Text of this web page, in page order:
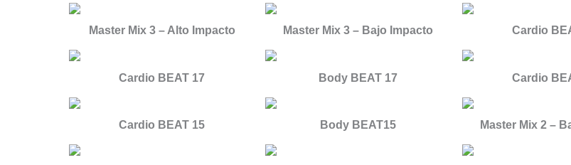
Master Mix 3 – Alto Impacto Master Mix 3 – Bajo Impacto Cardio
Cardio BEAT 17 Body BEAT 17 Cardio
Cardio BEAT 15 Body BEAT15 Master Mix 2 –